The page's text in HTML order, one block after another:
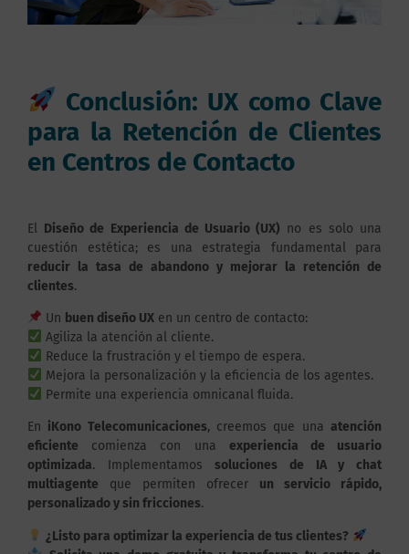
Conclusión: UX como Clave
para la Retención de Clientes
en Centros de Contacto
El Diseño de Experiencia de Usuario (UX) no es solo una
cuestión estética; es una estrategia fundamental para
reducir la tasa de abandono y mejorar la retención de
clientes.
Un buen diseño UXen un centro de contacto:
Agiliza la atención al cliente.
Reduce la frustración y el tiempo de espera.
Mejora la personalización y la eficiencia de los agentes.
Permite una experiencia omnicanal fluida.
En iKono Telecomunicaciones, creemos que unaatención
eficiente comienza con una experiencia de usuario
optimizada. Implementamossoluciones de IA y chat
multiagente que permiten ofrecer un servicio rápido,
personalizado y sin fricciones.
¿Listo para optimizar la experiencia de tus clientes?